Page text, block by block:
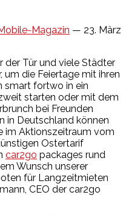
Magazin — 23. März
Tür und viele Städter
um die Feiertage mit ihren
smart fortwo in ein
starten oder mit dem
bei Freunden
in Deutschland können
im Aktionszeitraum vom
Ostertarif
car2go packages rund
Wunsch unserer
für Langzeitmieten
CEO der car2go